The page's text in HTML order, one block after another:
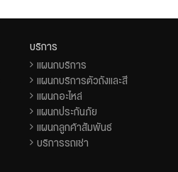
บริการ
แผนกบริการ
แผนกบริการตัวถังและสี
แผนกอะไหล่
แผนกประกันภัย
แผนกลูกค้าสัมพันธ์
บริการรถเช่า